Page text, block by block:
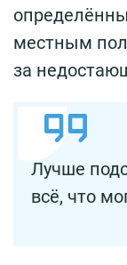
местным
за
Лучше
всё, что